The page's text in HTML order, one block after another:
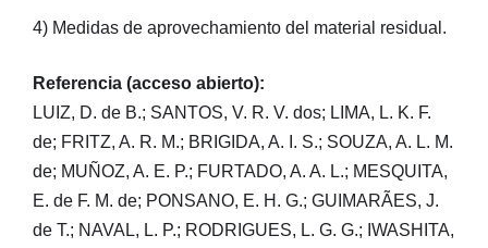
4) Medidas de aprovechamiento del material residual.
Referencia (acceso abierto):
LUIZ, D. de B.; SANTOS, V. R. V. dos; LIMA, L. K. F.
de; FRITZ, A. R. M.; BRIGIDA, A. I. S.; SOUZA, A. L. M.
de; MUÑOZ, A. E. P.; FURTADO, A. A. L.; MESQUITA,
E. de F. M. de; PONSANO, E. H. G.; GUIMARÃES, J.
de T.; NAVAL, L. P.; RODRIGUES, L. G. G.; IWASHITA,